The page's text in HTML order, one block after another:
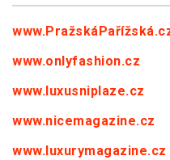
www.onlyfashion.cz
www.luxusniplaze.cz
www.nicemagazine.cz
www.luxurymagazine.cz